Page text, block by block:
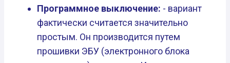
Программное выключение: - вариант
фактически считается значительно
простым. Он производится путем
прошивки ЭБУ (электронного блока